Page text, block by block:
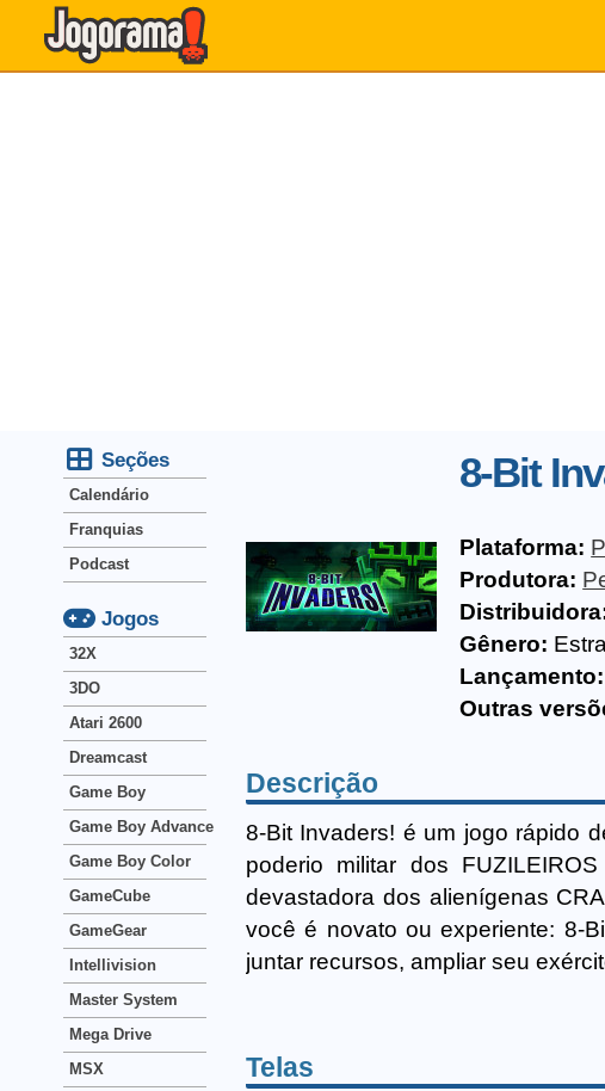
8-Bit
Plataforma:
Produtora:
Gênero:
Lançamento:
Outras
Descrição
8-Bit Invaders! é um jogo rápido
poderio militar dos
devastadora dos alienígenas
você é novato ou experiente: 8-
juntar recursos, ampliar seu
Telas
Seções
Calendário
Franquias
Podcast
Jogos
32X
3DO
Atari 2600
Dreamcast
Game Boy
Game Boy Advance
Game Boy Color
GameCube
GameGear
Intellivision
Master System
Mega Drive
MSX